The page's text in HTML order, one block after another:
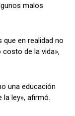
malos
que en realidad no
de la vida»,
una educación
ley», afirmó.